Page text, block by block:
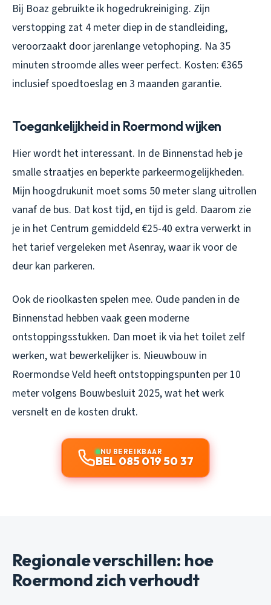
Bij Boaz gebruikte ik hogedrukreiniging. Zijn
verstopping zat 4 meter diep in de standleiding,
veroorzaakt door jarenlange vetophoping. Na 35
minuten stroomde alles weer perfect. Kosten: €365
inclusief spoedtoeslag en 3 maanden garantie.
Toegankelijkheid in Roermond wijken
Hier wordt het interessant. In de Binnenstad heb je
smalle straatjes en beperkte parkeermogelijkheden.
Mijn hoogdrukunit moet soms 50 meter slang uitrollen
vanaf de bus. Dat kost tijd, en tijd is geld. Daarom zie
je in het Centrum gemiddeld €25-40 extra verwerkt in
het tarief vergeleken met Asenray, waar ik voor de
deur kan parkeren.
Ook de rioolkasten spelen mee. Oude panden in de
Binnenstad hebben vaak geen moderne
ontstoppingsstukken. Dan moet ik via het toilet zelf
werken, wat bewerkelijker is. Nieuwbouw in
Roermondse Veld heeft ontstoppingspunten per 10
meter volgens Bouwbesluit 2025, wat het werk
versnelt en de kosten drukt.
NU BEREIKBAAR
BEL 085 019 50 37
Regionale verschillen: hoe
Roermond zich verhoudt